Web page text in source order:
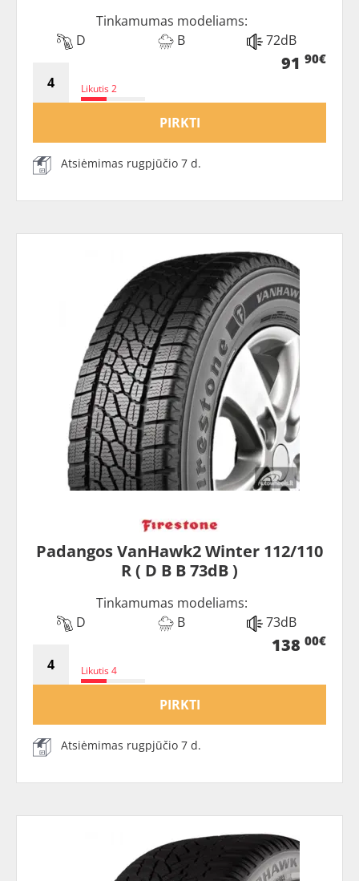
Tinkamumas modeliams:
D
B 72dB
Likutis 2
91 90€
PIRKTI
Atsiėmimas rugpjūčio 7 d.
Padangos VanHawk2 Winter 112/110
R ( D B B 73dB )
Tinkamumas modeliams:
D
B 73dB
Likutis 4
138 00€
PIRKTI
Atsiėmimas rugpjūčio 7 d.